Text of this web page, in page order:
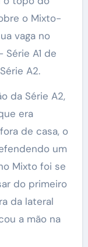
o Mixto-
vaga no
A1 de
A2.
da Série A2,
era
de casa, o
um
Mixto foi se
do primeiro
da lateral
a mão na